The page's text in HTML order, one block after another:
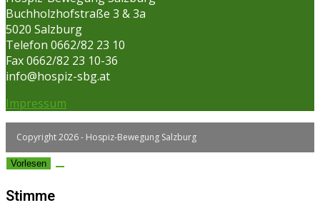
Buchholzhofstraße 3 & 3a
5020 Salzburg
Telefon 0662/82 23 10
Fax 0662/82 23 10-36
info@hospiz-sbg.at
Impressum
Copyright 2026 - Hospiz-Bewegung Salzburg
Vorlesen
Stimme